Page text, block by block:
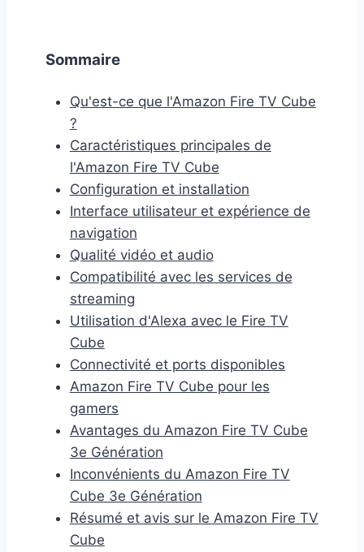
Sommaire
Qu'est-ce que l'Amazon Fire TV Cube
?
Caractéristiques principales de
l'Amazon Fire TV Cube
Configuration et installation
Interface utilisateur et expérience de
navigation
Qualité vidéo et audio
Compatibilité avec les services de
streaming
Utilisation d'Alexa avec le Fire TV
Cube
Connectivité et ports disponibles
Amazon Fire TV Cube pour les
gamers
Avantages du Amazon Fire TV Cube
3e Génération
Inconvénients du Amazon Fire TV
Cube 3e Génération
Résumé et avis sur le Amazon Fire TV
Cube